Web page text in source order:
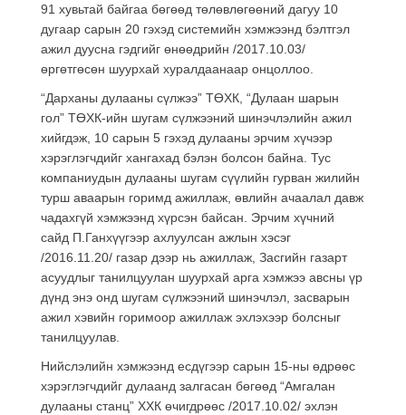
91 хувьтай байгаа бөгөөд төлөвлөгөөний дагуу 10
дугаар сарын 20 гэхэд системийн хэмжээнд бэлтгэл
ажил дуусна гэдгийг өнөөдрийн /2017.10.03/
өргөтгөсөн шуурхай хуралдаанаар онцоллоо.
“Дарханы дулааны сүлжээ” ТӨХК, “Дулаан шарын
гол” ТӨХК-ийн шугам сүлжээний шинэчлэлийн ажил
хийгдэж, 10 сарын 5 гэхэд дулааны эрчим хүчээр
хэрэглэгчдийг хангахад бэлэн болсон байна. Тус
компаниудын дулааны шугам сүүлийн гурван жилийн
турш аваарын горимд ажиллаж, өвлийн ачаалал давж
чадахгүй хэмжээнд хүрсэн байсан. Эрчим хүчний
сайд П.Ганхүүгээр ахлуулсан ажлын хэсэг
/2016.11.20/ газар дээр нь ажиллаж, Засгийн газарт
асуудлыг танилцуулан шуурхай арга хэмжээ авсны үр
дүнд энэ онд шугам сүлжээний шинэчлэл, засварын
ажил хэвийн горимоор ажиллаж эхлэхээр болсныг
танилцуулав.
Нийслэлийн хэмжээнд есдүгээр сарын 15-ны өдрөөс
хэрэглэгчдийг дулаанд залгасан бөгөөд “Амгалан
дулааны станц” ХХК өчигдрөөс /2017.10.02/ эхлэн